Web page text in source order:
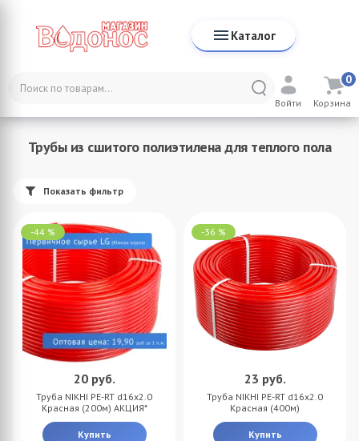
Каталог
Войти Корзина
0
Каталог
Трубы из сшитого полиэтилена для теплого пола
Показать фильтр
-44 %
20 руб.
Труба NIKHI PE-RT d16x2.0
Красная (200м) АКЦИЯ*
Купить
-36 %
23 руб.
Труба NIKHI PE-RT d16x2.0
Красная (400м)
Купить